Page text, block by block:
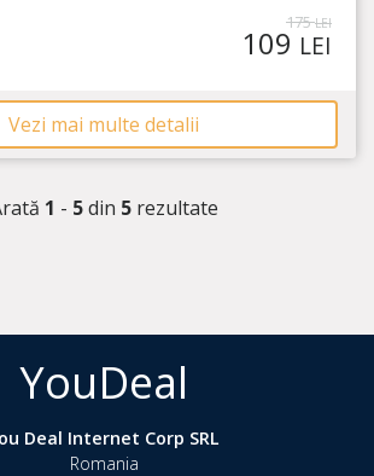
175LEI
109 LEI
Vezi mai multe detalii
1 - 5din 5rezultate
YouDeal
Deal Internet Corp SRL
Romania